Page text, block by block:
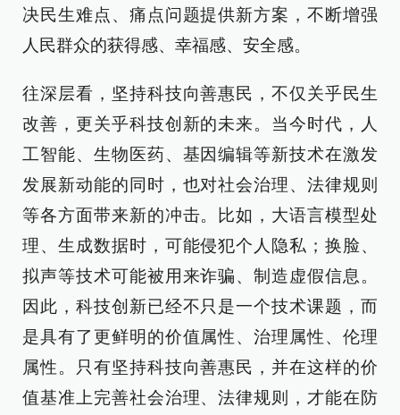
决民生难点、痛点问题提供新方案，不断增强
人民群众的获得感、幸福感、安全感。
往深层看，坚持科技向善惠民，不仅关乎民生
改善，更关乎科技创新的未来。当今时代，人
工智能、生物医药、基因编辑等新技术在激发
发展新动能的同时，也对社会治理、法律规则
等各方面带来新的冲击。比如，大语言模型处
理、生成数据时，可能侵犯个人隐私；换脸、
拟声等技术可能被用来诈骗、制造虚假信息。
因此，科技创新已经不只是一个技术课题，而
是具有了更鲜明的价值属性、治理属性、伦理
属性。只有坚持科技向善惠民，并在这样的价
值基准上完善社会治理、法律规则，才能在防